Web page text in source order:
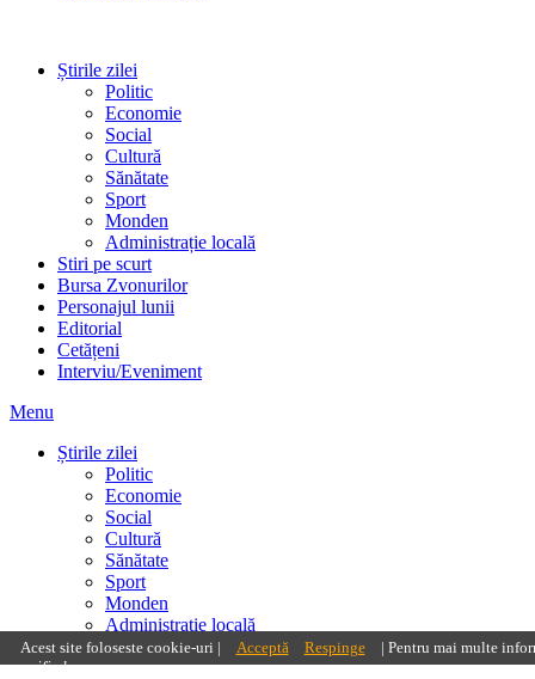
Știrile zilei
Politic
Economie
Social
Cultură
Sănătate
Sport
Monden
Administrație locală
Stiri pe scurt
Bursa Zvonurilor
Personajul lunii
Editorial
Cetățeni
Interviu/Eveniment
Menu
Știrile zilei
Politic
Economie
Social
Cultură
Sănătate
Sport
Monden
Administrație locală
Stiri pe scurt
Bursa Zvonurilor
Acest site foloseste cookie-uri | Acceptă Respinge
| Pentru mai multe
specified.